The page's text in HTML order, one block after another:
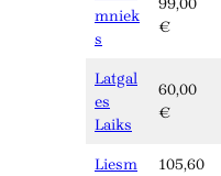
mniek
s
99,00
€
Latgal
es
Laiks
60,00
€
Liesm
105,60